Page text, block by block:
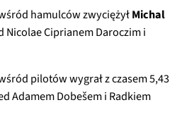
hamulców zwyciężyłMichal
Nicolae Ciprianem Daroczim i
pilotów wygrał z czasem 5,43
Adamem Dobešem i Radkiem